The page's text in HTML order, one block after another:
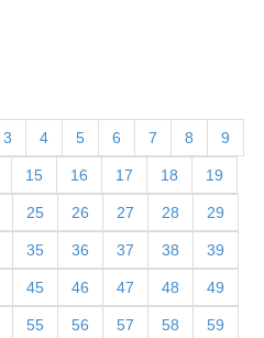
3 4 5 6 7 8 9
15 16 17 18 19
25 26 27 28 29
35 36 37 38 39
45 46 47 48 49
55 56 57 58 59